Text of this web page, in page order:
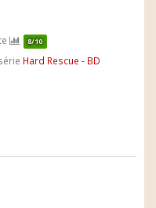
8/10
Hard Rescue - BD